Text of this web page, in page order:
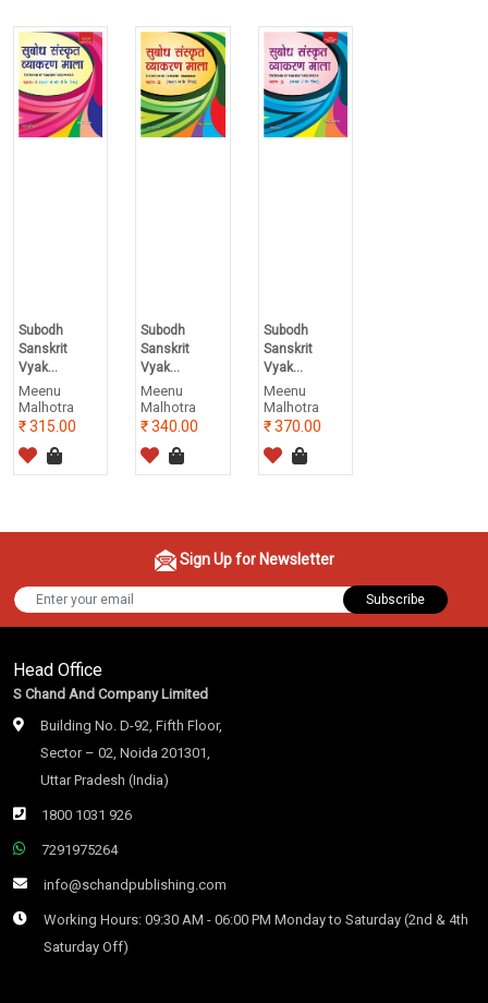
Subodh
Sanskrit
Vyak...
Meenu
Malhotra
315.00
Subodh
Sanskrit
Vyak...
Meenu
Malhotra
340.00
Subodh
Sanskrit
Vyak...
Meenu
Malhotra
370.00
Sign Up for Newsletter
Subscribe
Head Office
S Chand And Company Limited
Building No. D-92, Fifth Floor,
Sector – 02, Noida 201301,
Uttar Pradesh (India)
1800 1031 926
7291975264
info@schandpublishing.com
Working Hours: 09:30 AM - 06:00 PM Monday to Saturday (2nd & 4th
Saturday Off)